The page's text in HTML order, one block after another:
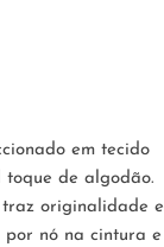
em tecido
toque de algodão.
traz originalidade e
nó na cintura e